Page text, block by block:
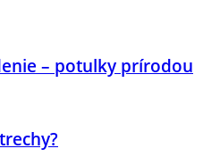
– potulky prírodou